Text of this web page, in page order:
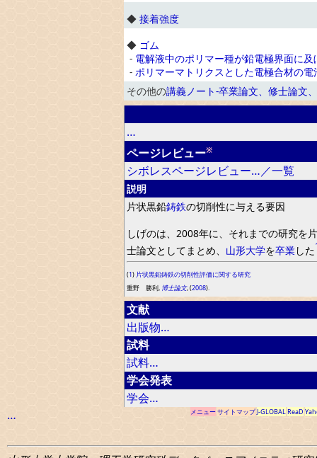
◆ 接着強度
◆ ゴム
- 電解液中のポリマー種が鉛電極界面に及
- ポリマーマトリクスとした電極合材の電
その他の講義ノート-卒業論文、修士論文
…
ページレビュー※
シボレスページレビュー…／一覧
説明
片状黒鉛鋳鉄の切削性に与える要因
しげのは
2008年に それまでの研究を
士論文としてまとめ
山形大学を卒業した
(1) 片状黒鉛鋳鉄の切削性評価に関する研究
重野 勝利, 博士論文, (2008).
文献
出版物…
試料
試料…
学会発表
学会…
…
メニューサイトマップJ-GLOBALReaD